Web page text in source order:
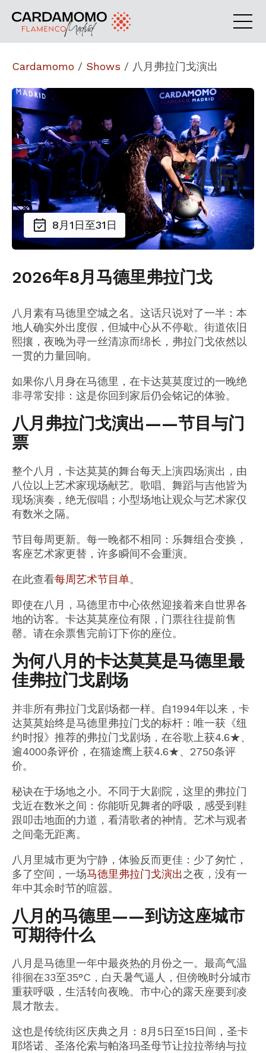
Cardamomo / Shows / 八月弗拉门戈演出
8月1日至31日
2026年8月马德里弗拉门戈
八月素有马德里空城之名。这话只说对了一半：本
地人确实外出度假，但城中心从不停歇。街道依旧
熙攘，夜晚为寻一丝清凉而绵长，弗拉门戈依然以
一贯的力量回响。
如果你八月身在马德里，在卡达莫莫度过的一晚绝
非寻常安排：这是你回到家后仍会铭记的体验。
八月弗拉门戈演出——节目与门
票
整个八月，卡达莫莫的舞台每天上演四场演出，由
八位以上艺术家现场献艺。歌唱、舞蹈与吉他皆为
现场演奏，绝无假唱；小型场地让观众与艺术家仅
有数米之隔。
节目每周更新。每一晚都不相同：乐舞组合变换，
客座艺术家更替，许多瞬间不会重演。
在此查看每周艺术节目单。
即使在八月，马德里市中心依然迎接着来自世界各
地的访客。卡达莫莫座位有限，门票往往提前售
罄。请在余票售完前订下你的座位。
为何八月的卡达莫莫是马德里最
佳弗拉门戈剧场
并非所有弗拉门戈剧场都一样。自1994年以来，卡
达莫莫始终是马德里弗拉门戈的标杆：唯一获《纽
约时报》推荐的弗拉门戈剧场，在谷歌上获4.6★、
逾4000条评价，在猫途鹰上获4.6★、2750条评
价。
秘诀在于场地之小。不同于大剧院，这里的弗拉门
戈近在数米之间：你能听见舞者的呼吸，感受到鞋
跟叩击地面的力道，看清歌者的神情。艺术与观者
之间毫无距离。
八月里城市更为宁静，体验反而更佳：少了匆忙，
多了空间，一场马德里弗拉门戈演出之夜，没有一
年中其余时节的喧嚣。
八月的马德里——到访这座城市
可期待什么
八月是马德里一年中最炎热的月份之一。最高气温
徘徊在33至35°C，白天暑气逼人，但傍晚时分城市
重获呼吸，生活转向夜晚。市中心的露天座要到凌
晨才散去。
这也是传统街区庆典之月：8月5日至15日间，圣卡
耶塔诺、圣洛伦索与帕洛玛圣母节让拉拉蒂纳与拉